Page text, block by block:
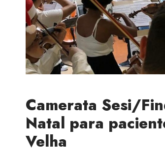
Camerata Sesi/
Natal para
Velha